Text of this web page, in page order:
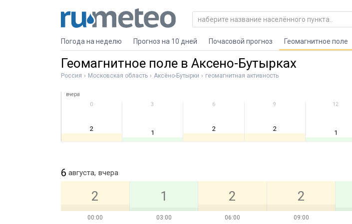
Погода на неделю Прогноз на 10 дней Почасовой прогноз Геомагнитное поле
Геомагнитное поле в Аксено-Бутырках
Россия Московская область Аксёно-Бутырки геомагнитная активность
вчера
0
2
3
1
6
2
9
2
12
1
6 августа, вчера
00:00
2
03:00
1
06:00
2
09:00
2